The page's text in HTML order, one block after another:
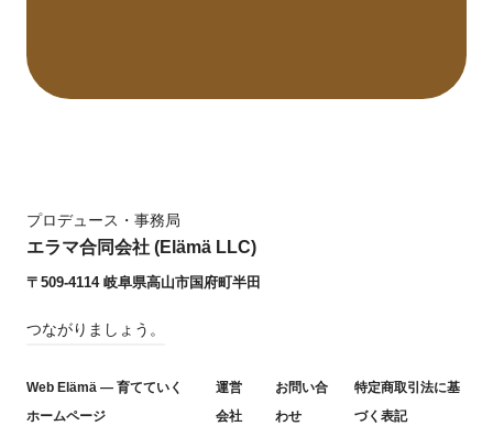
プロデュース・事務局
エラマ合同会社 (Elämä LLC)
〒509-4114 岐阜県高山市国府町半田
つながりましょう。
Web Elämä — 育てていく
ホームページ
運営
会社
お問い合
わせ
特定商取引法に基
づく表記